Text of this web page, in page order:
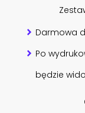
Darmowa
Po
będzie